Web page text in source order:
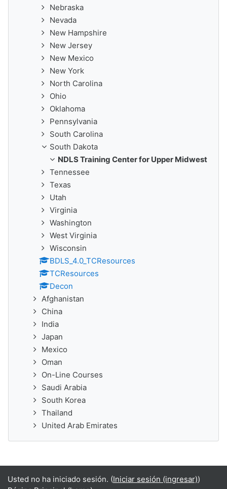
Nebraska
Nevada
New Hampshire
New Jersey
New Mexico
New York
North Carolina
Ohio
Oklahoma
Pennsylvania
South Carolina
South Dakota
NDLS Training Center for Upper Midwest
Tennessee
Texas
Utah
Virginia
Washington
West Virginia
Wisconsin
BDLS_4.0_TCResources
TCResources
Decon
Afghanistan
China
India
Japan
Mexico
Oman
On-Line Courses
Saudi Arabia
South Korea
Thailand
United Arab Emirates
Usted no ha iniciado sesión. (Iniciar sesión (ingresar))